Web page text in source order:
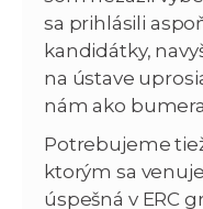
sa prihlásili
kandidátky,
na ústave
nám ako
Potrebujeme
ktorým sa
úspešná v ERC